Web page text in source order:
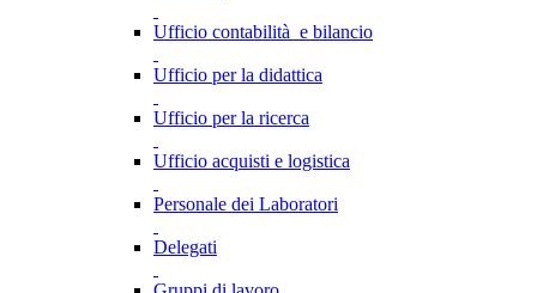
Ufficio contabilità e bilancio
Ufficio per la didattica
Ufficio per la ricerca
Ufficio acquisti e logistica
Personale dei Laboratori
Delegati